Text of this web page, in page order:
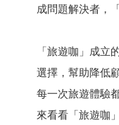
成問題解決者，
「旅遊咖」成立
選擇，幫助降低
每一次旅遊體驗
來看看「旅遊咖